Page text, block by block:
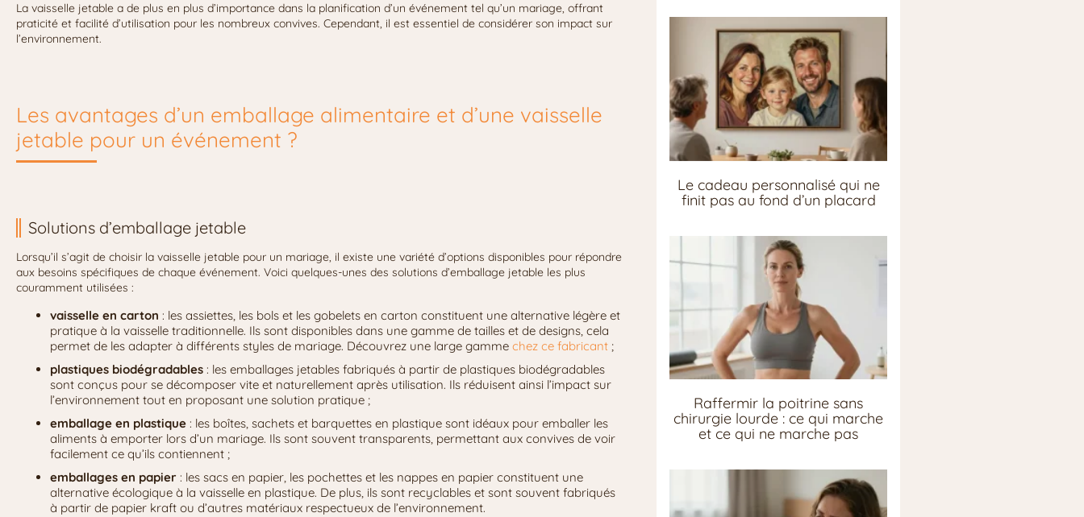
La vaisselle jetable a de plus en plus d’importance dans la planification d’un événement tel qu’un mariage, offrant
praticité et facilité d’utilisation pour les nombreux convives. Cependant, il est essentiel de considérer son impact sur
l’environnement.
Les avantages d’un emballage alimentaire et d’une vaisselle
jetable pour un événement ?
Solutions d’emballage jetable
Lorsqu’il s’agit de choisir la vaisselle jetable pour un mariage, il existe une variété d’options disponibles pour répondre
aux besoins spécifiques de chaque événement. Voici quelques-unes des solutions d’emballage jetable les plus
couramment utilisées :
vaisselle en carton : les assiettes, les bols et les gobelets en carton constituent une alternative légère et
pratique à la vaisselle traditionnelle. Ils sont disponibles dans une gamme de tailles et de designs, cela
permet de les adapter à différents styles de mariage. Découvrez une large gamme chez ce fabricant ;
plastiques biodégradables : les emballages jetables fabriqués à partir de plastiques biodégradables
sont conçus pour se décomposer vite et naturellement après utilisation. Ils réduisent ainsi l’impact sur
l’environnement tout en proposant une solution pratique ;
emballage en plastique : les boîtes, sachets et barquettes en plastique sont idéaux pour emballer les
aliments à emporter lors d’un mariage. Ils sont souvent transparents, permettant aux convives de voir
facilement ce qu’ils contiennent ;
emballages en papier : les sacs en papier, les pochettes et les nappes en papier constituent une
alternative écologique à la vaisselle en plastique. De plus, ils sont recyclables et sont souvent fabriqués
à partir de papier kraft ou d’autres matériaux respectueux de l’environnement.
Le cadeau personnalisé qui ne
finit pas au fond d’un placard
Raffermir la poitrine sans
chirurgie lourde : ce qui marche
et ce qui ne marche pas